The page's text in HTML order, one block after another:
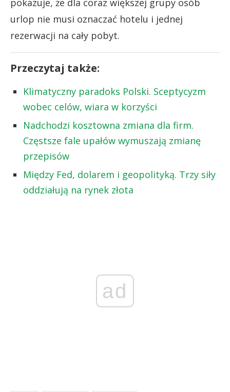
urlop nie musi oznaczać hotelu i jednej
rezerwacji na cały pobyt.
Przeczytaj także:
Klimatyczny paradoks Polski. Sceptycyzm
wobec celów, wiara w korzyści
Nadchodzi kosztowna zmiana dla firm.
Częstsze fale upałów wymuszają zmianę
przepisów
Między Fed, dolarem i geopolityką. Trzy siły
oddziałują na rynek złota
ad